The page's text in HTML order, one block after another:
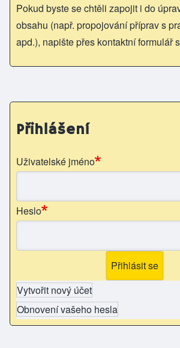
Pokud byste se chtěli zapojit i do
obsahu (např. propojování příprav s
apd.), napište přes kontaktní formulář
Přihlášení
Uživatelské jméno
Heslo
Vytvořit nový účet
Obnovení vašeho hesla